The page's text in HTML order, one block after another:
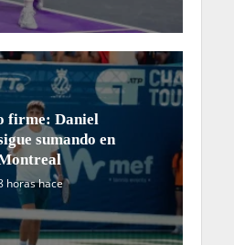
firme: Daniel
sumando en
horas hace